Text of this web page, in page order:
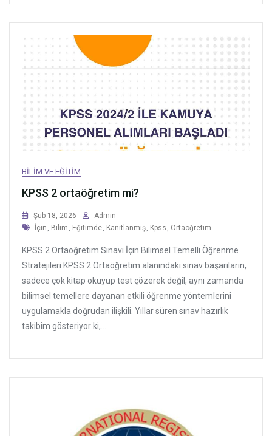
BILIM VE EĞITIM
KPSS 2 ortaöğretim mi?
Şub 18, 2026
Admin
Tags
İçin , Bilim , Eğitimde, Kanıtlanmış, Kpss , Ortaöğretim
KPSS 2 Ortaöğretim Sınavı İçin Bilimsel Temelli Öğrenme
Stratejileri KPSS 2 Ortaöğretim alanındaki sınav başarıların,
sadece çok kitap okuyup test çözerek değil, aynı zamanda
bilimsel temellere dayanan etkili öğrenme yöntemlerini
uygulamakla doğrudan ilişkili. Yıllar süren sınav hazırlık
takibim gösteriyor ki,...